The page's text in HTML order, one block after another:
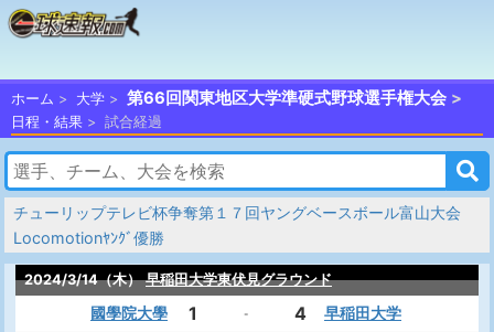
ホーム 大学 第66回関東地区大学準硬式野球選手権大会
日程・結果 試合経過
チューリップテレビ杯争奪第１７回ヤングベースボール富山大会
Locomotionﾔﾝｸﾞ優勝
2024/3/14（木） 早稲田大学東伏見グラウンド
國學院大學 1 - 4 早稲田大学